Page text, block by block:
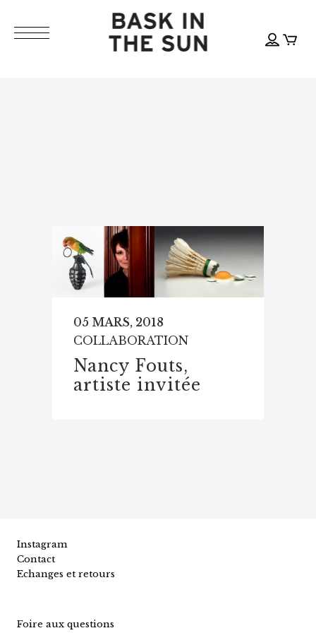
05 MARS, 2018
COLLABORATION
Nancy Fouts,
artiste invitée
Instagram
Contact
Echanges et retours
Foire aux questions